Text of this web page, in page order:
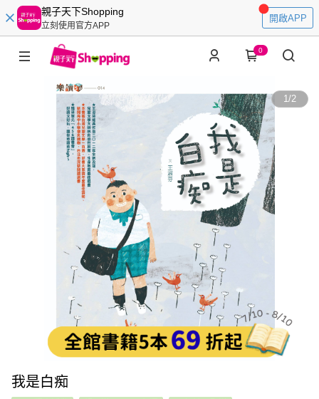
親子天下Shopping
立刻使用官方APP
開啟APP
0
1/2
我是白痴